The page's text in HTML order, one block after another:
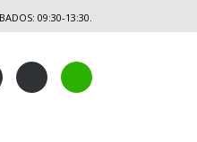
09:30-13:30.